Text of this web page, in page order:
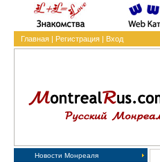
Главная| Регистрация| Вход
Новости Монреаля